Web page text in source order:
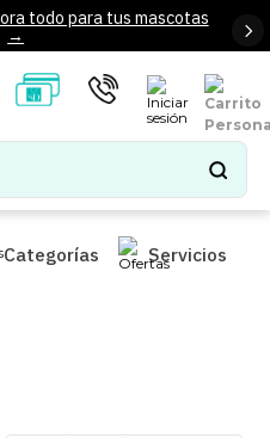
todo para tus mascotas
→
Categorías Servicios